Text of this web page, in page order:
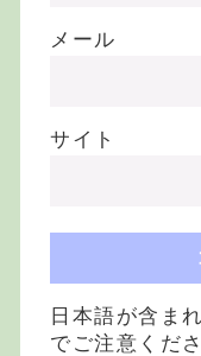
メール
サイト
日本語が含ま
でご注意くだ